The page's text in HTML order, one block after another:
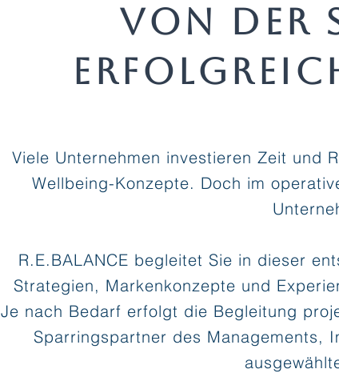
Von der
Viele Unternehmen investieren Zeit und
Wellbeing-Konzepte. Doch im
R.E.BALANCE begleitet Sie in dieser
Strategien, Markenkonzepte und
Je nach Bedarf erfolgt die Begleitung
Sparringspartner des Managements,